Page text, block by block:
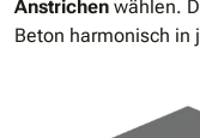
Anstrichen wählen.
Beton harmonisch in